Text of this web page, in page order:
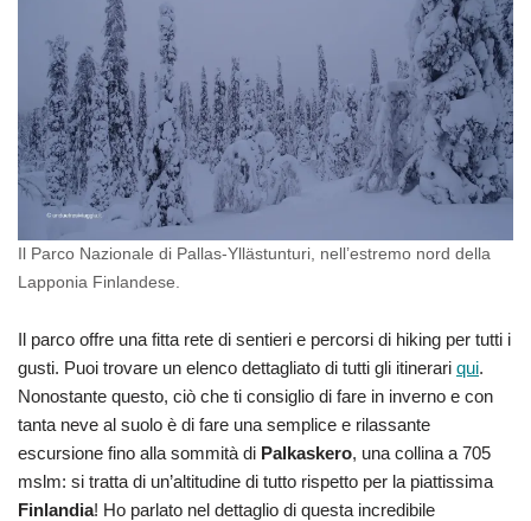
Il Parco Nazionale di Pallas-Yllästunturi, nell’estremo nord della
Lapponia Finlandese.
Il parco offre una fitta rete di sentieri e percorsi di hiking per tutti i
gusti. Puoi trovare un elenco dettagliato di tutti gli itinerari qui.
Nonostante questo, ciò che ti consiglio di fare in inverno e con
tanta neve al suolo è di fare una semplice e rilassante
escursione fino alla sommità di Palkaskero, una collina a 705
mslm: si tratta di un’altitudine di tutto rispetto per la piattissima
Finlandia! Ho parlato nel dettaglio di questa incredibile